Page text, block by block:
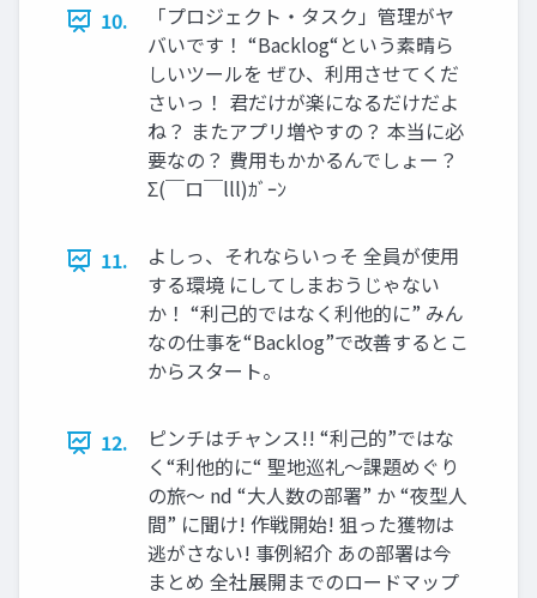
10.
「プロジェクト・タスク」管理がヤ
バいです！ “Backlog“という素晴ら
しいツールを ぜひ、利用させてくだ
さいっ！ 君だけが楽になるだけだよ
ね？ またアプリ増やすの？ 本当に必
要なの？ 費用もかかるんでしょー？
Σ(￣ロ￣lll)ｶﾞｰﾝ
11.
よしっ、それならいっそ 全員が使用
する環境 にしてしまおうじゃない
か！ “利己的ではなく利他的に” みん
なの仕事を“Backlog”で改善するとこ
からスタート。
12.
ピンチはチャンス!! “利己的”ではな
く“利他的に“ 聖地巡礼～課題めぐり
の旅～ nd “大人数の部署” か “夜型人
間” に聞け! 作戦開始! 狙った獲物は
逃がさない! 事例紹介 あの部署は今
まとめ 全社展開までのロードマップ